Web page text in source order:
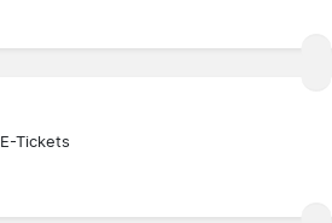
E-Tickets